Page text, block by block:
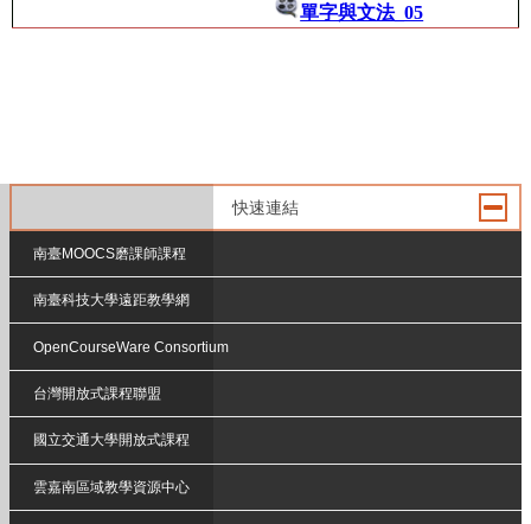
單字與文法_05
快速連結
南臺MOOCS磨課師課程
南臺科技大學遠距教學網
OpenCourseWare Consortium
台灣開放式課程聯盟
國立交通大學開放式課程
雲嘉南區域教學資源中心